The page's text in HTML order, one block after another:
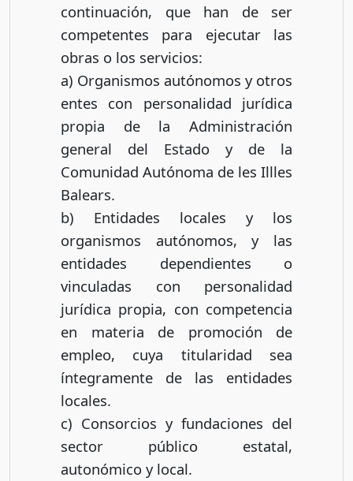
continuación, que han de ser
competentes para ejecutar las
obras o los servicios:
a) Organismos autónomos y otros
entes con personalidad jurídica
propia de la Administración
general del Estado y de la
Comunidad Autónoma de les Illles
Balears.
b) Entidades locales y los
organismos autónomos, y las
entidades dependientes o
vinculadas con personalidad
jurídica propia, con competencia
en materia de promoción de
empleo, cuya titularidad sea
íntegramente de las entidades
locales.
c) Consorcios y fundaciones del
sector público estatal,
autonómico y local.